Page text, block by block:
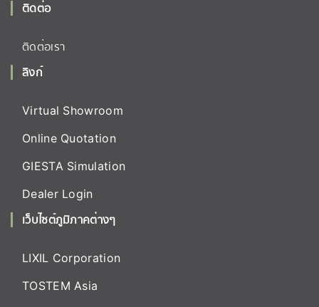
ติดต่อ
ติดต่อเรา
ลิงก์
Virtual Showroom
Online Quotation
GIESTA Simulation
Dealer Login
เว็บไซต์ภูมิภาคต่างๆ
LIXIL Corporation
TOSTEM Asia